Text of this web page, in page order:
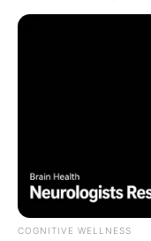
COGNITIVE WELLNESS